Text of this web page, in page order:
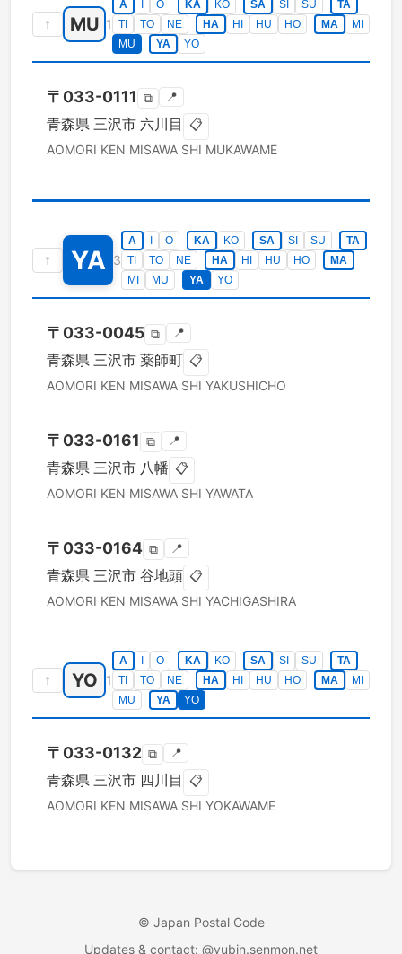
↑ MU 1
A O KA KO SA SI SU
TA
TI
TO NE HA HI HU HO MA
MI
MU
YA YO
〒 033-0111 ⧉ 📍
青森県 三沢市 六川目 📋
AOMORI KEN MISAWA SHI MUKAWAME
↑ YA 3
A O KA KO SA SI SU
TA
TI
TO NE HA HI HU HO
MA
MI
MU YA YO
〒 033-0045 ⧉ 📍
青森県 三沢市 薬師町 📋
AOMORI KEN MISAWA SHI YAKUSHICHO
〒 033-0161 ⧉ 📍
青森県 三沢市 八幡 📋
AOMORI KEN MISAWA SHI YAWATA
〒 033-0164 ⧉ 📍
青森県 三沢市 谷地頭 📋
AOMORI KEN MISAWA SHI YACHIGASHIRA
↑ YO 1
A O KA KO SA SI SU
TA
TI
TO NE HA HI HU HO MA
MI
MU
YA YO
〒 033-0132 ⧉ 📍
青森県 三沢市 四川目 📋
AOMORI KEN MISAWA SHI YOKAWAME
© Japan Postal Code
Updates & contact: @yubin.senmon.net